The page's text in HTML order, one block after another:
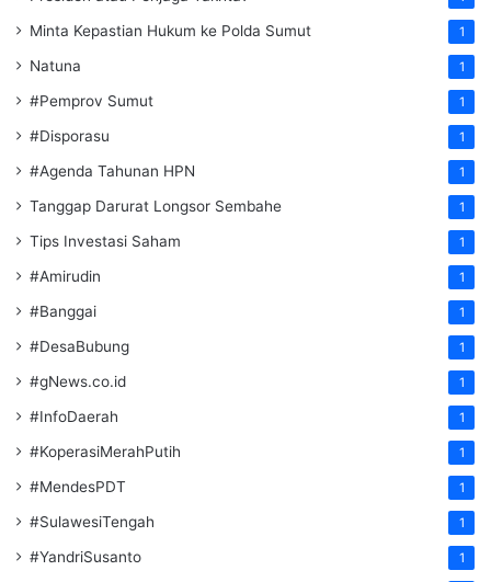
Minta Kepastian Hukum ke Polda Sumut 1
Natuna 1
#Pemprov Sumut 1
#Disporasu 1
#Agenda Tahunan HPN 1
Tanggap Darurat Longsor Sembahe 1
Tips Investasi Saham 1
#Amirudin 1
#Banggai 1
#DesaBubung 1
#gNews.co.id 1
#InfoDaerah 1
#KoperasiMerahPutih 1
#MendesPDT 1
#SulawesiTengah 1
#YandriSusanto 1